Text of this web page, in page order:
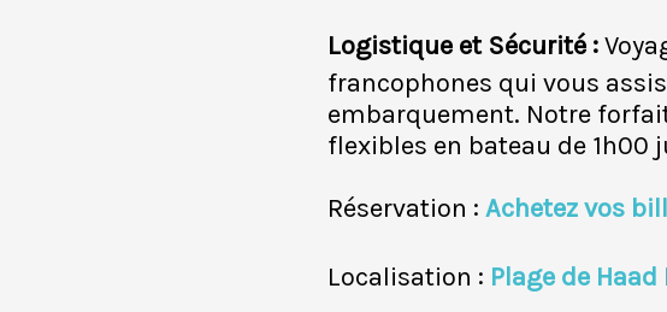
Logistique et Sécurité :
francophones qui vous
embarquement. Notre
flexibles en bateau de 1h00
Réservation : Achetez vos
Localisation : Plage de Haad